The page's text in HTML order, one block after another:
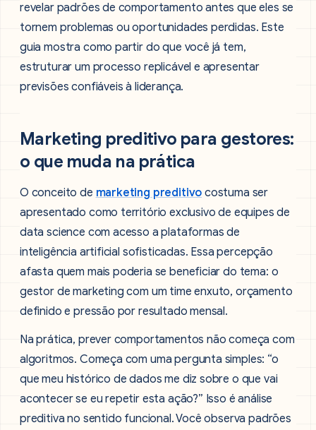
revelar padrões de comportamento antes que eles se
tornem problemas ou oportunidades perdidas. Este
guia mostra como partir do que você já tem,
estruturar um processo replicável e apresentar
previsões confiáveis à liderança.
Marketing preditivo para gestores:
o que muda na prática
O conceito de marketing preditivo costuma ser
apresentado como território exclusivo de equipes de
data science com acesso a plataformas de
inteligência artificial sofisticadas. Essa percepção
afasta quem mais poderia se beneficiar do tema: o
gestor de marketing com um time enxuto, orçamento
definido e pressão por resultado mensal.
Na prática, prever comportamentos não começa com
algoritmos. Começa com uma pergunta simples: “o
que meu histórico de dados me diz sobre o que vai
acontecer se eu repetir esta ação?” Isso é análise
preditiva no sentido funcional. Você observa padrões